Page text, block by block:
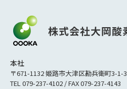
本社
〒671-1132 姫路市大津区勘兵衛町3-1-3
TEL 079-237-4102 / FAX 079-237-4143